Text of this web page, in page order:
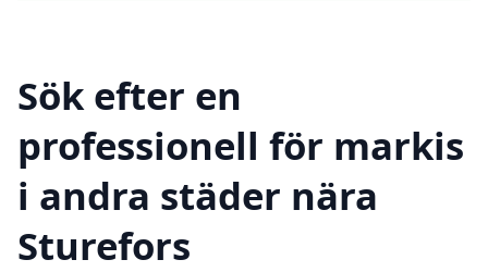
Sök efter en
professionell för markis
i andra städer nära
Sturefors